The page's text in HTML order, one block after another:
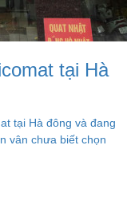
tại Hà
tại Hà đông và đang
vân chưa biết chọn